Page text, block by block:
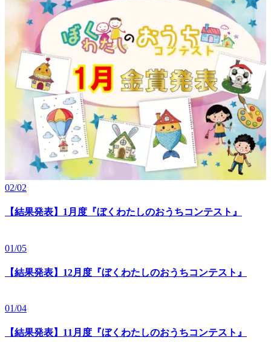
02/02
【結果発表】1月度『ぼくわたしのおうちコンテスト』
01/05
【結果発表】12月度『ぼくわたしのおうちコンテスト』
01/04
【結果発表】11月度『ぼくわたしのおうちコンテスト』